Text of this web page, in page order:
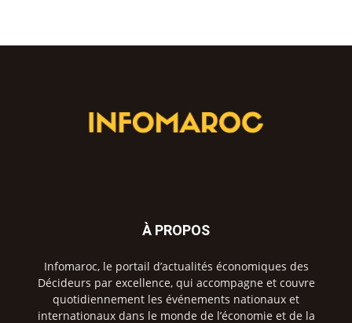
À PROPOS
Infomaroc, le portail d’actualités économiques des
Décideurs par excellence, qui accompagne et couvre
quotidiennement les événements nationaux et
internationaux dans le monde de l’économie et de la